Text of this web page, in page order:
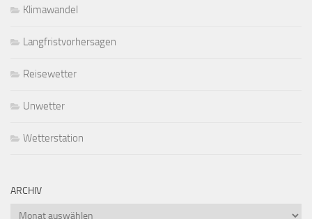
Klimawandel
Langfristvorhersagen
Reisewetter
Unwetter
Wetterstation
ARCHIV
Archiv